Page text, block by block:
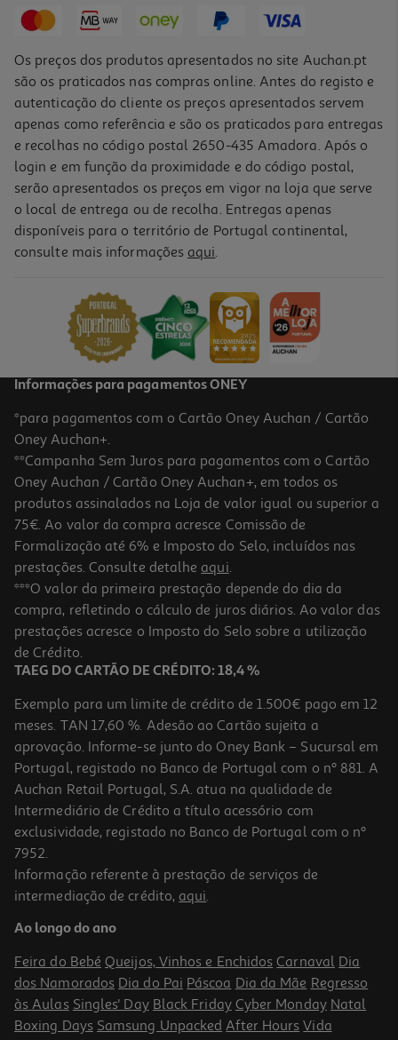
Capa Dbramante1928 Grenen Ms Iphone 17 Verde
29,99 €
Capa Dbramante1928 Grenen Ms Iphone 17 Pro
29.99 €/un
29,99 €
Capa Dbramante1928 Grenen Ms Iphone 17 Pro Preto
29.99 €/un
29,99 €
Os preços dos produtos apresentados no site Auchan.pt
são os praticados nas compras online. Antes do registo e
autenticação do cliente os preços apresentados servem
apenas como referência e são os praticados para entregas
e recolhas no código postal 2650-435 Amadora. Após o
login e em função da proximidade e do código postal,
serão apresentados os preços em vigor na loja que serve
o local de entrega ou de recolha. Entregas apenas
disponíveis para o território de Portugal continental,
consulte mais informações aqui.
Informações para pagamentos ONEY
*para pagamentos com o Cartão Oney Auchan / Cartão
Oney Auchan+.
**Campanha Sem Juros para pagamentos com o Cartão
Oney Auchan / Cartão Oney Auchan+, em todos os
produtos assinalados na Loja de valor igual ou superior a
75€. Ao valor da compra acresce Comissão de
Formalização até 6% e Imposto do Selo, incluídos nas
prestações. Consulte detalhe aqui.
***O valor da primeira prestação depende do dia da
compra, refletindo o cálculo de juros diários. Ao valor das
prestações acresce o Imposto do Selo sobre a utilização
de Crédito.
TAEG DO CARTÃO DE CRÉDITO: 18,4 %
Exemplo para um limite de crédito de 1.500€ pago em 12
meses. TAN 17,60 %. Adesão ao Cartão sujeita a
aprovação. Informe-se junto do Oney Bank – Sucursal em
Portugal, registado no Banco de Portugal com o nº 881. A
Auchan Retail Portugal, S.A. atua na qualidade de
Intermediário de Crédito a título acessório com
exclusividade, registado no Banco de Portugal com o nº
7952.
Informação referente à prestação de serviços de
intermediação de crédito, aqui.
Ao longo do ano
Feira do Bebé Queijos, Vinhos e Enchidos Carnaval Dia
dos Namorados Dia do Pai Páscoa Dia da Mãe Regresso
às Aulas Singles' Day Black Friday Cyber Monday Natal
Boxing Days Samsung Unpacked After Hours Vida